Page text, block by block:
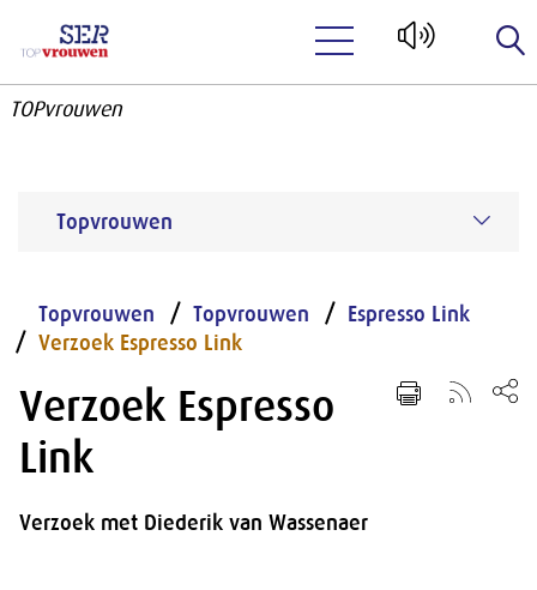
Naar hoofdinhoud
TOPvrouwen
Topvrouwen
Topvrouwen Topvrouwen
Espresso Link
Verzoek Espresso Link
Verzoek Espresso
Link
Verzoek met Diederik van Wassenaer